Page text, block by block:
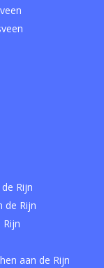
Rijn
de Rijn
Rijn
aan de Rijn